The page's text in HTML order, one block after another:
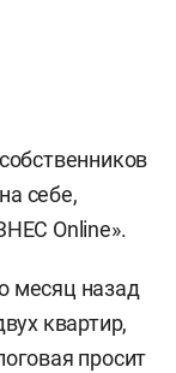
15% с
себе,
Online».
месяц назад
квартир,
просит